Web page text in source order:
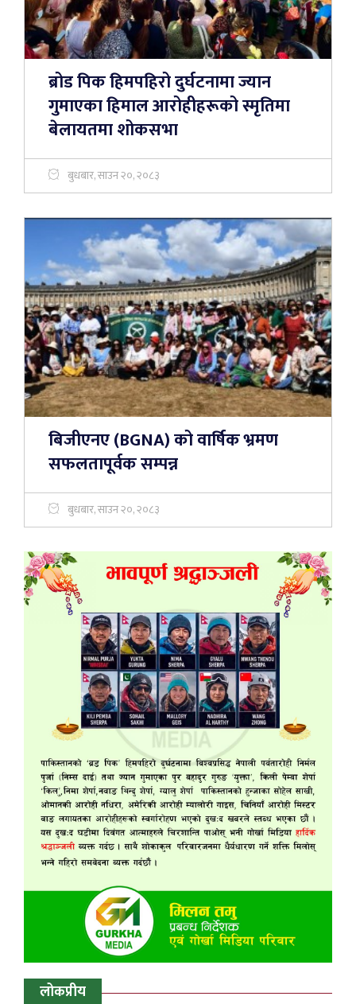
ब्रोड पिक हिमपहिरो दुर्घटनामा ज्यान
गुमाएका हिमाल आरोहीहरूको स्मृतिमा
बेलायतमा शोकसभा
बुधबार, साउन २०, २०८३
बिजीएनए (BGNA) को वार्षिक भ्रमण
सफलतापूर्वक सम्पन्न
बुधबार, साउन २०, २०८३
लोकप्रीय